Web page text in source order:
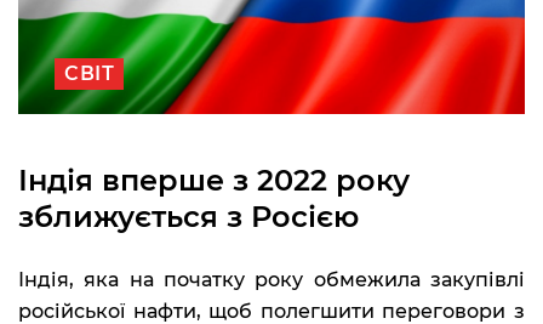
СВІТ
Індія вперше з 2022 року
зближується з Росією
Індія, яка на початку року обмежила закупівлі
російської нафти, щоб полегшити переговори з